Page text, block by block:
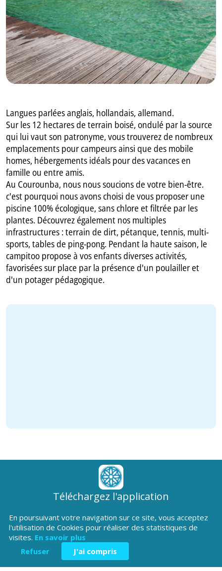
Langues parlées anglais, hollandais, allemand.
Sur les 12 hectares de terrain boisé, ondulé par la source
qui lui vaut son patronyme, vous trouverez de nombreux
emplacements pour campeurs ainsi que des mobile
homes, hébergements idéals pour des vacances en
famille ou entre amis.
Au Courounba, nous nous soucions de votre bien-être.
c'est pourquoi nous avons choisi de vous proposer une
piscine 100% écologique, sans chlore et filtrée par les
plantes. Découvrez également nos multiples
infrastructures : terrain de dirt, pétanque, tennis, multi-
sports, tables de ping-pong. Pendant la haute saison, le
campitoo propose à vos enfants diverses activités,
favorisées sur place par la présence d'un poulailler et
d'un potager pédagogique.
Téléchargez l'application
En poursuivant votre navigation sur ce site, vous acceptez
l'utilisation de Cookies pour réaliser des statistiques de
visites. En savoir plus
Refuser
J'ai compris